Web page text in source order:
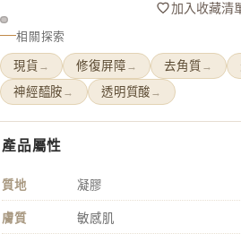
加入收藏清
相關探索
現貨 → 修復屏障 → 去角質 →
神經醯胺 → 透明質酸 →
產品屬性
質地 凝膠
膚質 敏感肌